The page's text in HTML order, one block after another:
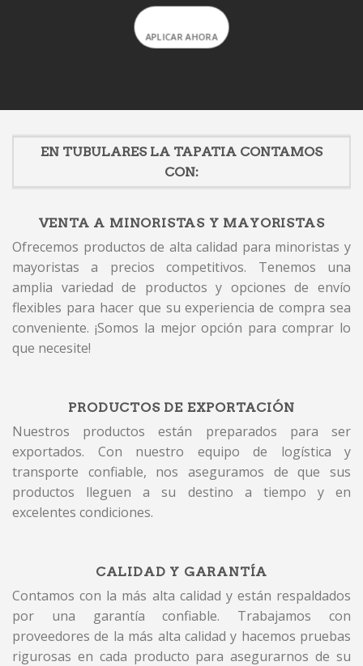
APLICAR AHORA
EN TUBULARES LA TAPATIA CONTAMOS
CON:
VENTA A MINORISTAS Y MAYORISTAS
Ofrecemos productos de alta calidad para minoristas y
mayoristas a precios competitivos. Tenemos una
amplia variedad de productos y opciones de envío
flexibles para hacer que su experiencia de compra sea
conveniente. ¡Somos la mejor opción para comprar lo
que necesite!
PRODUCTOS DE EXPORTACIÓN
Nuestros productos están preparados para ser
exportados. Con nuestro equipo de logística y
transporte confiable, nos aseguramos de que sus
productos lleguen a su destino a tiempo y en
excelentes condiciones.
CALIDAD Y GARANTÍA
Contamos con la más alta calidad y están respaldados
por una garantía confiable. Trabajamos con
proveedores de la más alta calidad y hacemos pruebas
rigurosas en cada producto para asegurarnos de su